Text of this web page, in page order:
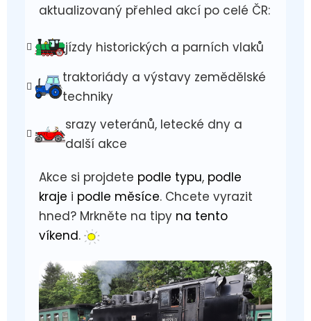
aktualizovaný přehled akcí po celé ČR:
jízdy historických a parních vlaků
traktoriády a výstavy zemědělské
techniky
srazy veteránů, letecké dny a
další akce
Akce si projdete podle typu, podle
kraje i podle měsíce. Chcete vyrazit
hned? Mrkněte na tipy na tento
víkend.